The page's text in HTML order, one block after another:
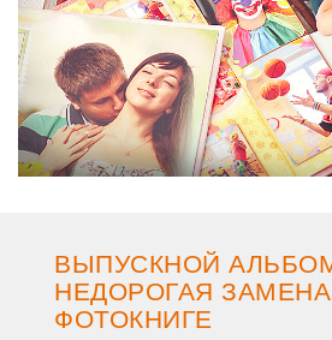
ВЫПУСКНОЙ
НЕДОРОГАЯ ЗАМЕНА
ФОТОКНИГЕ